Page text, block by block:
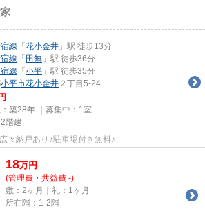
線 「 花小金井 」駅 徒歩13分
線 「 田無 」駅 徒歩36分
線 「 小平 」駅 徒歩35分
小平市花小金井 ２丁目5-24
築28年 ｜募集中： 1室
階建
々納戸あり♪駐車場付き無料♪
18万円
(管理費・共益費 -)
敷：2ヶ月｜礼：1ヶ月
所在階：1-2階